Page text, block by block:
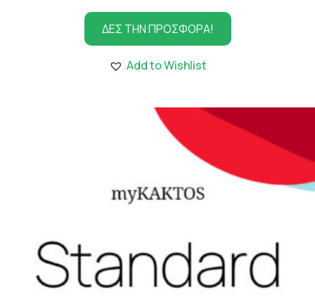
price
was:
47,276.00 €.
ΔΕΣ ΤΗΝ ΠΡΟΣΦΟΡΑ!
Add to Wishlist